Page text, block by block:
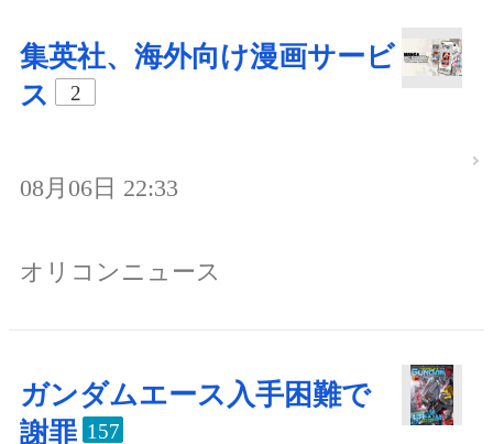
集英社、海外向け漫画サービ
ス
2
08月06日 22:33
オリコンニュース
ガンダムエース入手困難で
謝罪 157